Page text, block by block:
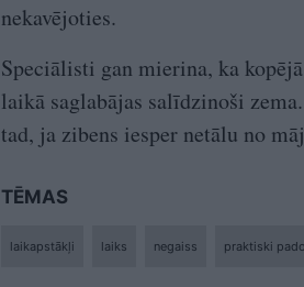
nekavējoties.
Speciālisti gan mierina, ka
laikā saglabājas salīdzinoši
tad, ja zibens iesper netālu no
TĒMAS
laikapstākļi laiks negaiss praktiski